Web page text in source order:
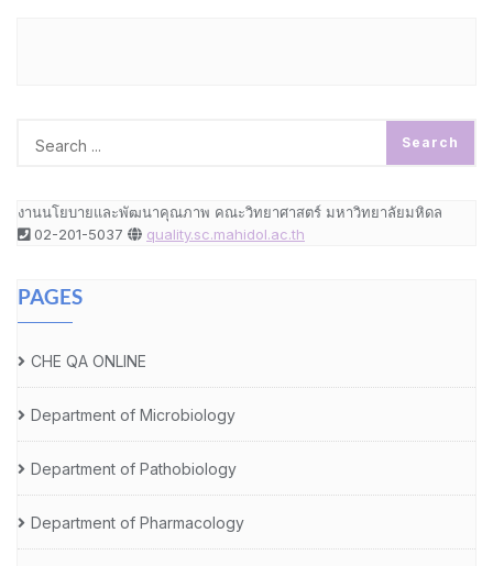
งานนโยบายและพัฒนาคุณภาพ คณะวิทยาศาสตร์ มหาวิทยาลัยมหิดล
02-201-5037
quality.sc.mahidol.ac.th
PAGES
CHE QA ONLINE
Department of Microbiology
Department of Pathobiology
Department of Pharmacology